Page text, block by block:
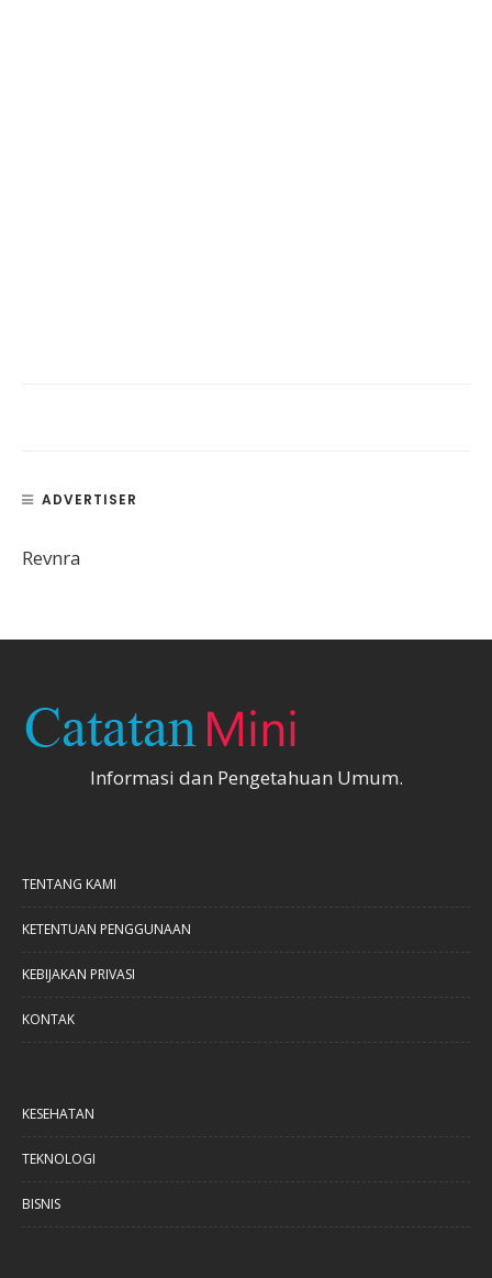
ADVERTISER
Revnra
Informasi dan Pengetahuan Umum.
TENTANG KAMI
KETENTUAN PENGGUNAAN
KEBIJAKAN PRIVASI
KONTAK
KESEHATAN
TEKNOLOGI
BISNIS